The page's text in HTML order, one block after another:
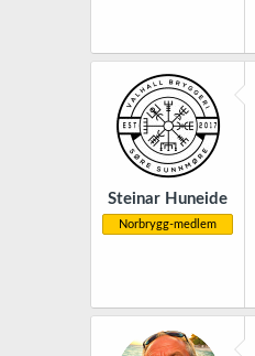
Steinar Huneide
Norbrygg-medlem